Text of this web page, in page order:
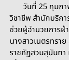
วันที่ 25 กุมภาพั
วิชาชีพ สำนักบริกา
ช่วยผู้อำนวยการ
นางสาวเนตรทร
ราชภัฏสวนสุนันทา